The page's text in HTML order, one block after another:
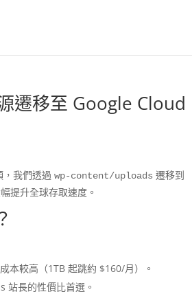
遷移至 Google Cloud
，我們透過wp-content/uploads 遷移到
提升全球存取速度。
本較高（1TB 起跳約 $160/月）。
站長的性價比首選。